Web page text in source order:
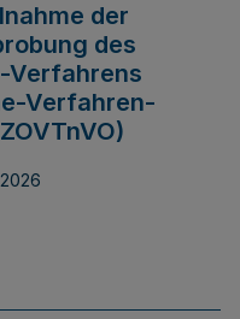
der
des
Verfahrens
Verfahren-